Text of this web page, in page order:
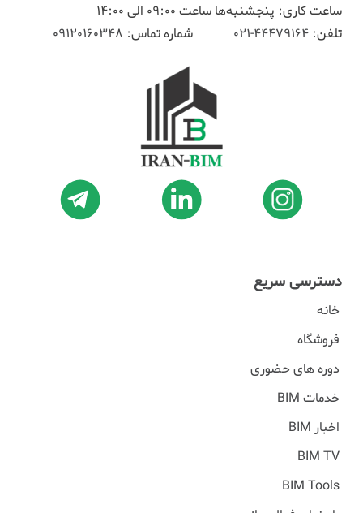
ساعت کاری: پنجشنبه‌ها ساعت 09:00 الی 14:00
تلفن: 44479164-021 شماره تماس: 09120160348
دسترسی سریع
خانه
فروشگاه
دوره های حضوری
خدمات BIM
اخبار BIM
BIM TV
BIM Tools